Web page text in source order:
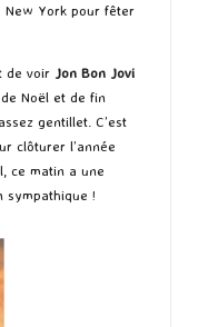
New York pour fêter
de voir Jon Bon Jovi
Noël et de fin
gentillet. C’est
clôturer l’année
ce matin a une
sympathique !